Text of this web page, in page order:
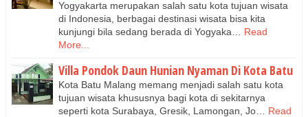
Yogyakarta merupakan salah satu kota tujuan wisata
di Indonesia, berbagai destinasi wisata bisa kita
kunjungi bila sedang berada di Yogyaka…
Read
More...
Villa Pondok Daun Hunian Nyaman Di Kota Batu
Kota Batu Malang memang menjadi salah satu kota
tujuan wisata khususnya bagi kota di sekitarnya
seperti kota Surabaya, Gresik, Lamongan, Jo…
Read